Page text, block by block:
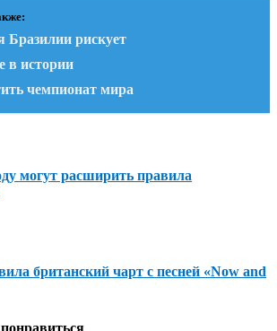
Бразилии рискует
в истории
чемпионат мира
могут расширить правила
британский чарт с песней «Now and